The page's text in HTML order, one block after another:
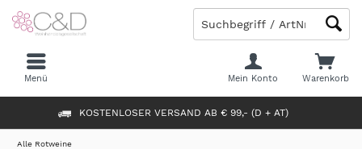
KOSTENLOSER VERSAND AB € 99,- (D + AT)
Warenkorb
Mein Konto
Menü
Alle Rotweine